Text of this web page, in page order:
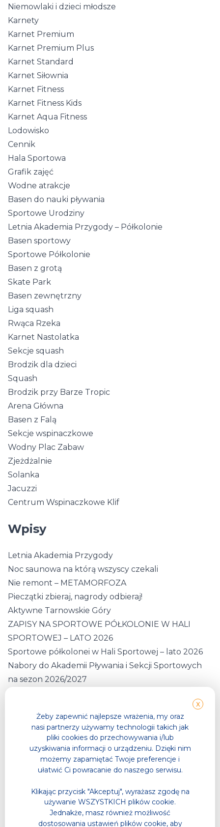
Niemowlaki i dzieci młodsze
Karnety
Karnet Premium
Karnet Premium Plus
Karnet Standard
Karnet Siłownia
Karnet Fitness
Karnet Fitness Kids
Karnet Aqua Fitness
Lodowisko
Cennik
Hala Sportowa
Grafik zajęć
Wodne atrakcje
Basen do nauki pływania
Sportowe Urodziny
Letnia Akademia Przygody – Półkolonie
Basen sportowy
Sportowe Półkolonie
Basen z grotą
Skate Park
Basen zewnętrzny
Liga squash
Rwąca Rzeka
Karnet Nastolatka
Sekcje squash
Brodzik dla dzieci
Squash
Brodzik przy Barze Tropic
Arena Główna
Basen z Falą
Sekcje wspinaczkowe
Wodny Plac Zabaw
Zjeżdżalnie
Solanka
Jacuzzi
Centrum Wspinaczkowe Klif
Wpisy
Letnia Akademia Przygody
Noc saunowa na którą wszyscy czekali
Nie remont – METAMORFOZA
Pieczątki zbieraj, nagrody odbieraj!
Aktywne Tarnowskie Góry
ZAPISY NA SPORTOWE PÓŁKOLONIE W HALI
SPORTOWEJ – LATO 2026
Sportowe półkolonei w Hali Sportowej – lato 2026
Nabory do Akademii Pływania i Sekcji Sportowych
na sezon 2026/2027
Zmienione godziny otwarcia Hali Sportowej
Zapisy na bezpłatne zajęcia wspinaczkowe
Projekt „W Górę – Akademia Młodego Wspinacza”
Akademickie Mistrzostwa Śląska w CW KLIF
Lodowisko nieczynne
ZAPISY NA SPORTOWE PÓŁKOLONIE W HALI
SPORTOWEJ – ZIMA 2026
X
Żeby zapewnić najlepsze wrażenia, my oraz
nasi partnerzy używamy technologii takich jak
pliki cookies do przechowywania i/lub
uzyskiwania informacji o urządzeniu. Dzięki nim
możemy zapamiętać Twoje preferencje i
ułatwić Ci powracanie do naszego serwisu.
Klikając przycisk "Akceptuj", wyrażasz zgodę na
używanie WSZYSTKICH plików cookie.
Jednakże, masz również możliwość
dostosowania ustawień plików cookie, aby